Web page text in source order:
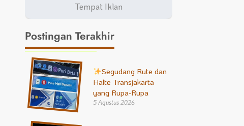
Postingan Terakhir
Segudang Rute dan
Halte Transjakarta
yang Rupa-Rupa
5 Agustus 2026